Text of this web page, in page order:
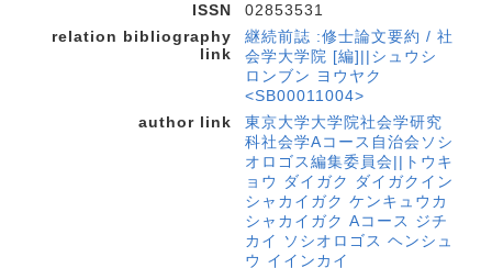
ISSN
02853531
relation bibliography
link
継続前誌 :修士論文要約 / 社
会学大学院 [編]||シュウシ
ロンブン ヨウヤク
<SB00011004>
author link
東京大学大学院社会学研究
科社会学Aコース自治会ソシ
オロゴス編集委員会||トウキ
ョウ ダイガク ダイガクイン
シャカイガク ケンキュウカ
シャカイガク Aコース ジチ
カイ ソシオロゴス ヘンシュ
ウ イインカイ